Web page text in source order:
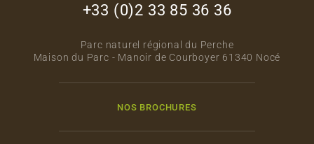
+33 (0)2 33 85 36 36
Parc naturel régional du Perche
Maison du Parc - Manoir de Courboyer 61340 Nocé
NOS BROCHURES